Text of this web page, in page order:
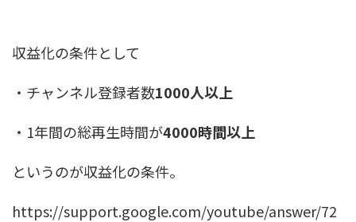
収益化の条件として
・チャンネル登録者数1000人以上
・1年間の総再生時間が4000時間以上
というのが収益化の条件。
https://support.google.com/youtube/answer/72